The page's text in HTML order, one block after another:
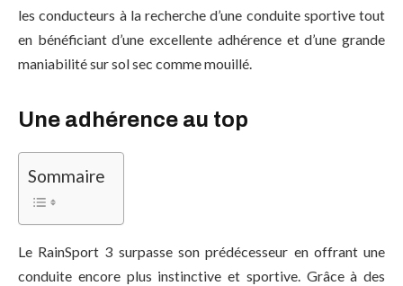
les conducteurs à la recherche d’une conduite sportive tout
en bénéficiant d’une excellente adhérence et d’une grande
maniabilité sur sol sec comme mouillé.
Une adhérence au top
Sommaire
Le RainSport 3 surpasse son prédécesseur en offrant une
conduite encore plus instinctive et sportive. Grâce à des